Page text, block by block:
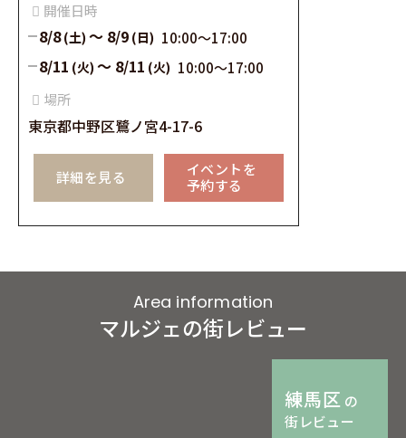
開催⽇時
8/8 (土) ～ 8/9 (日) 10:00〜17:00
8/11 (火) ～ 8/11 (火) 10:00〜17:00
場所
東京都中野区鷺ノ宮4-17-6
詳細を見る
イベントを
予約する
Area information
マルジェの街レビュー
練馬区 の
街レビュー